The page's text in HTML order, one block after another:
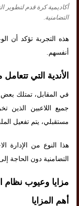
أكاديمية كرة قدم لتطوير
التضامنية.
هذه التجربة تؤكد أن
أنفسهم.
الأندية التي
في المقابل، تمتلك بعض
جميع اللاعبين الذين
مستقبلي، يتم تفعيل
هذا النوع من الإدارة
التضامنية دون الحاجة
مزايا وعيوب نظام
أهم المزايا